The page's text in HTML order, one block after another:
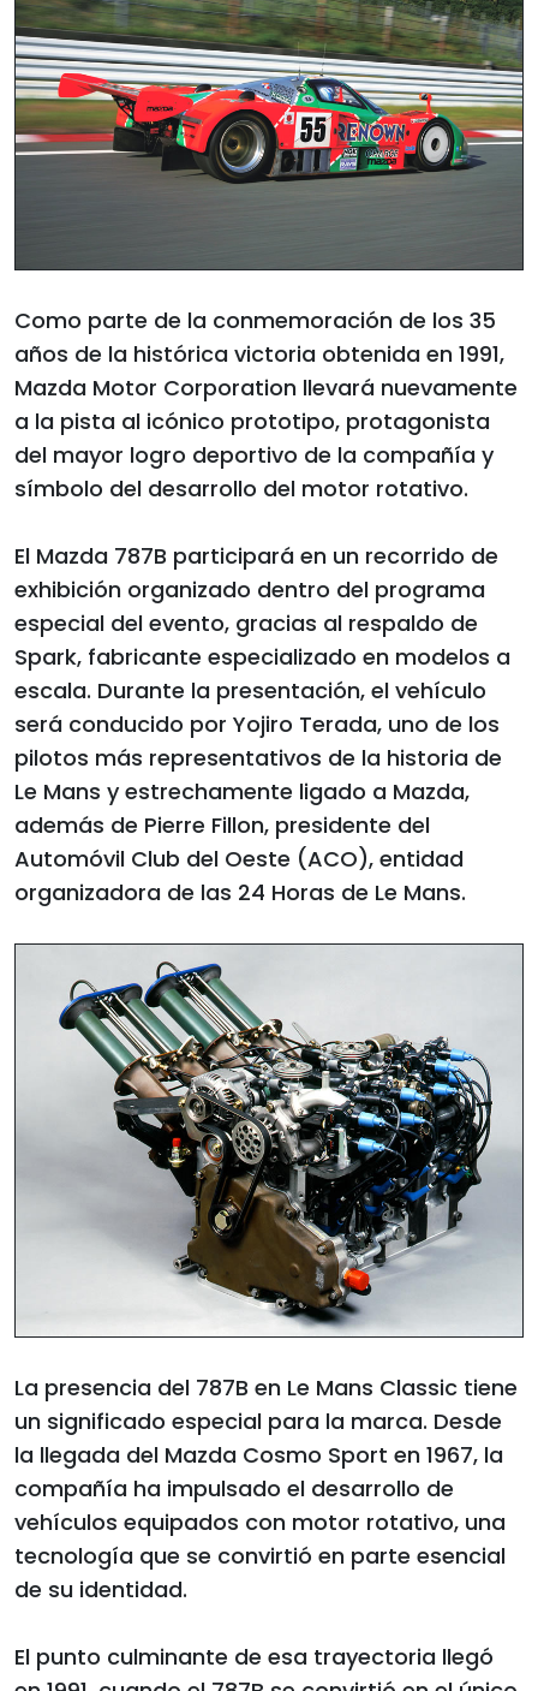
Como parte de la conmemoración de los 35
años de la histórica victoria obtenida en 1991,
Mazda Motor Corporation llevará nuevamente
a la pista al icónico prototipo, protagonista
del mayor logro deportivo de la compañía y
símbolo del desarrollo del motor rotativo.
El Mazda 787B participará en un recorrido de
exhibición organizado dentro del programa
especial del evento, gracias al respaldo de
Spark, fabricante especializado en modelos a
escala. Durante la presentación, el vehículo
será conducido por Yojiro Terada, uno de los
pilotos más representativos de la historia de
Le Mans y estrechamente ligado a Mazda,
además de Pierre Fillon, presidente del
Automóvil Club del Oeste (ACO), entidad
organizadora de las 24 Horas de Le Mans.
La presencia del 787B en Le Mans Classic tiene
un significado especial para la marca. Desde
la llegada del Mazda Cosmo Sport en 1967, la
compañía ha impulsado el desarrollo de
vehículos equipados con motor rotativo, una
tecnología que se convirtió en parte esencial
de su identidad.
El punto culminante de esa trayectoria llegó